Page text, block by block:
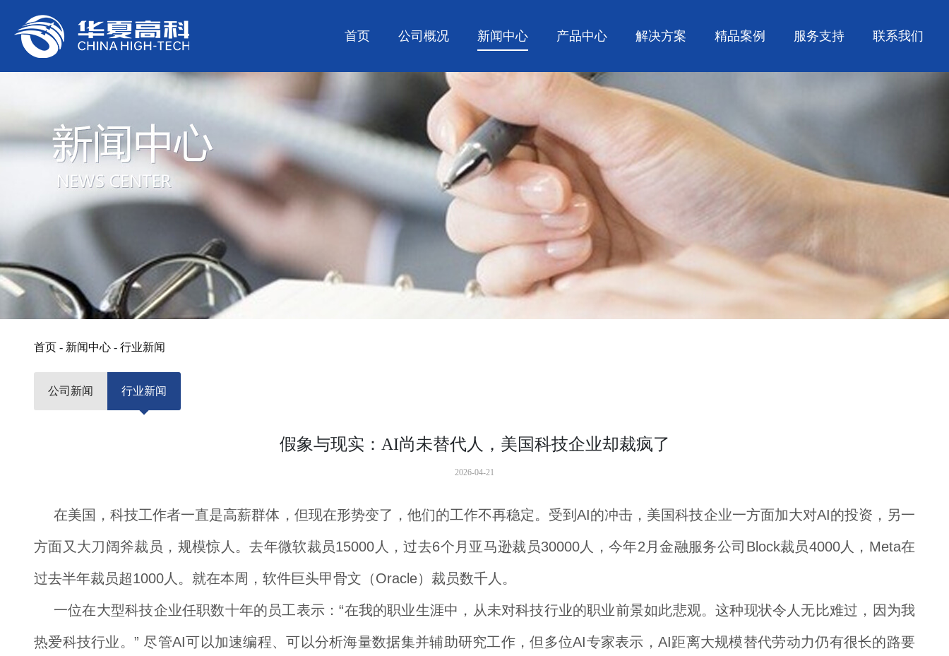
首页 公司概况 新闻中心 产品中心 解决方案 精品案例 服务支持 联系我们
首页 - 新闻中心 - 行业新闻
公司新闻 行业新闻
假象与现实：AI尚未替代人，美国科技企业却裁疯了
2026-04-21
在美国，科技工作者一直是高薪群体，但现在形势变了，他们的工作不再稳定。受到AI的冲击，美国科技企业一方面加大对AI的投资，另一
方面又大刀阔斧裁员，规模惊人。去年微软裁员15000人，过去6个月亚马逊裁员30000人，今年2月金融服务公司Block裁员4000人，Meta在
过去半年裁员超1000人。就在本周，软件巨头甲骨文（Oracle）裁员数千人。
一位在大型科技企业任职数十年的员工表示：“在我的职业生涯中，从未对科技行业的职业前景如此悲观。这种现状令人无比难过，因为我
热爱科技行业。” 尽管AI可以加速编程、可以分析海量数据集并辅助研究工作，但多位AI专家表示，AI距离大规模替代劳动力仍有很长的路要